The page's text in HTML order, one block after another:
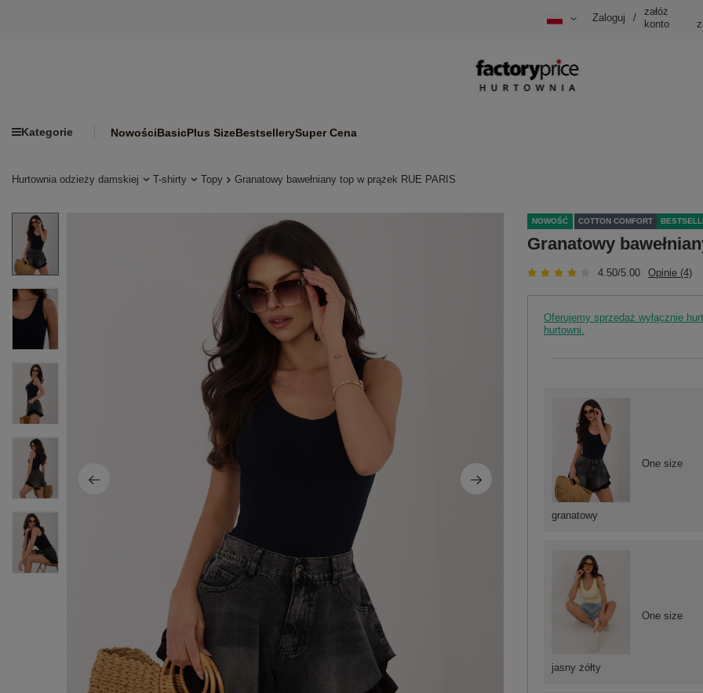
Zaloguj /
załóż
konto
Kategorie NowościBasicPlus SizeBestsellerySuper Cena
Hurtownia odzieży damskiej T-shirty Topy Granatowy bawełniany top w prążek RUE PARIS
NOWOŚĆ COTTON COMFORT
Granatowy
4.50/5.00 Opinie (4)
Oferujemy sprzedaż wyłącznie
hurtowni.
granatowy
One size
jasny żółty
One size